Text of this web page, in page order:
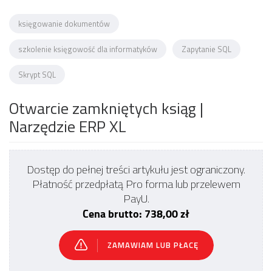
księgowanie dokumentów
szkolenie księgowość dla informatyków Zapytanie SQL
Skrypt SQL
Otwarcie zamkniętych ksiąg |
Narzędzie ERP XL
Dostęp do pełnej treści artykułu jest ograniczony.
Płatność przedpłatą Pro forma lub przelewem
PayU.
Cena brutto: 738,00 zł
ZAMAWIAM LUB PŁACĘ